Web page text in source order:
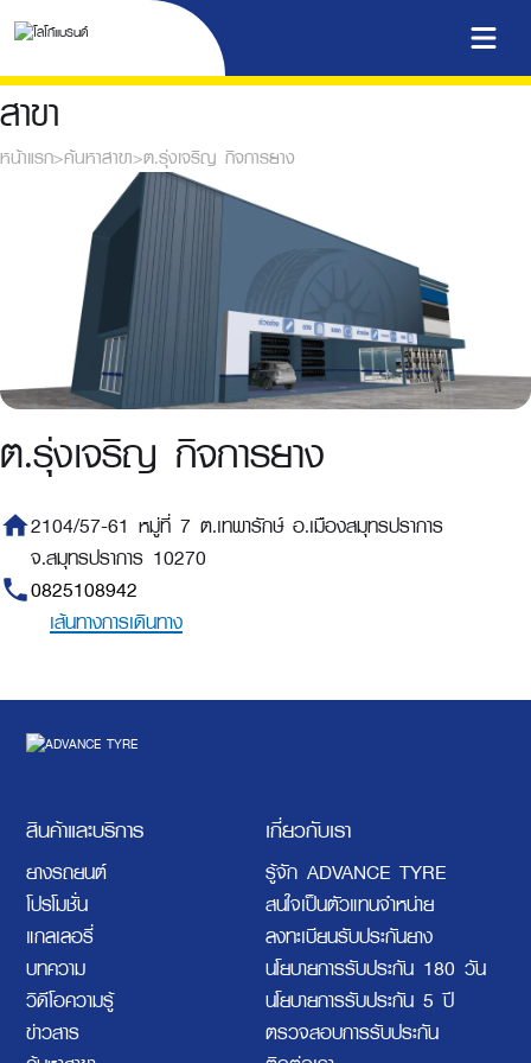
สาขา
หน้าแรก>ค้นหาสาขา>ต.รุ่งเจริญ กิจการยาง
ต.รุ่งเจริญ กิจการยาง
home2104/57-61 หมู่ที่ 7 ต.เทพารักษ์ อ.เมืองสมุทรปราการ
จ.สมุทรปราการ 10270
phone0825108942
เส้นทางการเดินทาง
สินค้าและบริการ
ยางรถยนต์
โปรโมชั่น
แกลเลอรี่
บทความ
วิดีโอความรู้
ข่าวสาร
เกี่ยวกับเรา
รู้จัก ADVANCE TYRE
สนใจเป็นตัวแทนจำหน่าย
ลงทะเบียนรับประกันยาง
นโยบายการรับประกัน 180 วัน
นโยบายการรับประกัน 5 ปี
ตรวจสอบการรับประกัน